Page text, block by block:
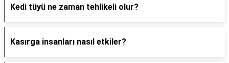
Kedi tüyü ne zaman tehlikeli olur?
Kasırga insanları nasıl etkiler?